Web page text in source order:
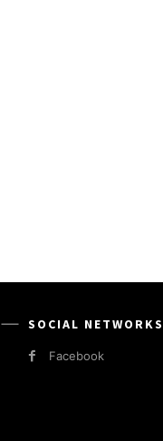
SOCIAL NETWORKS
Facebook